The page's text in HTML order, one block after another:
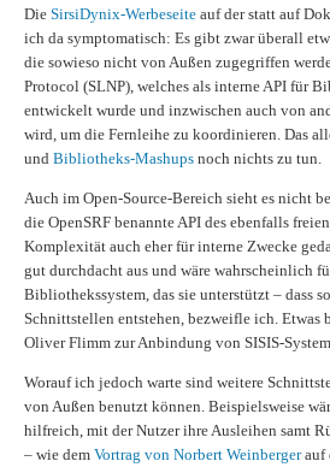
Die SirsiDynix-Werbeseite auf der statt auf
ich da symptomatisch: Es gibt zwar überall
die sowieso nicht von Außen zugegriffen
Protocol (SLNP), welches als interne API für
entwickelt wurde und inzwischen auch von
wird, um die Fernleihe zu koordinieren. Das
und Bibliotheks-Mashups noch nichts zu tun.
Auch im Open-Source-Bereich sieht es nicht
die OpenSRF benannte API des ebenfalls freien
Komplexität auch eher für interne Zwecke
gut durchdacht aus und wäre wahrscheinlich
Bibliothekssystem, das sie unterstützt – dass
Schnittstellen entstehen, bezweifle ich. Etwas
Oliver Flimm zur Anbindung von SISIS-
Worauf ich jedoch warte sind weitere
von Außen benutzt können. Beispielsweise
hilfreich, mit der Nutzer ihre Ausleihen samt
– wie dem Vortrag von Norbert Weinbergerauf